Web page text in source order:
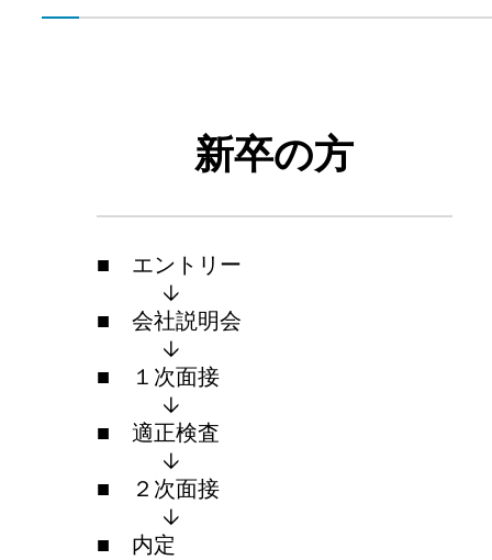
新卒の方
■ エントリー
↓
■ 会社説明会
↓
■ １次面接
↓
■ 適正検査
↓
■ ２次面接
↓
■ 内定